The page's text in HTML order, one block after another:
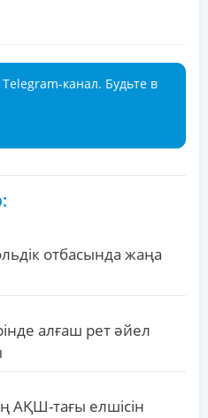
канал. Будьте в
отбасында жаңа
алғаш рет әйел
АҚШ-тағы елшісін